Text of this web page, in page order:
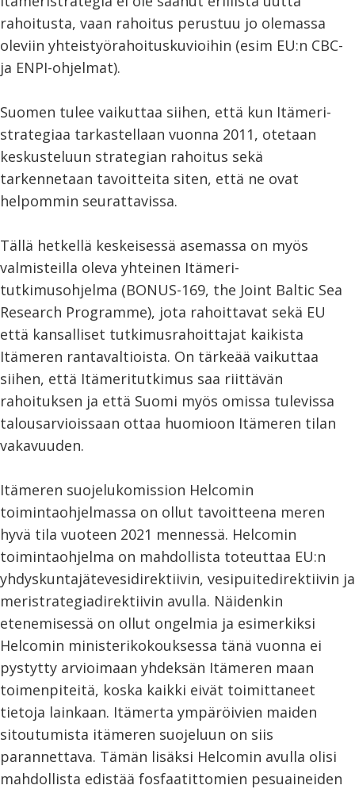
rahoitusta, vaan rahoitus perustuu jo olemassa
oleviin yhteistyörahoituskuvioihin (esim EU:n CBC-
ja ENPI-ohjelmat).
Suomen tulee vaikuttaa siihen, että kun Itämeri-
strategiaa tarkastellaan vuonna 2011, otetaan
keskusteluun strategian rahoitus sekä
tarkennetaan tavoitteita siten, että ne ovat
helpommin seurattavissa.
Tällä hetkellä keskeisessä asemassa on myös
valmisteilla oleva yhteinen Itämeri-
tutkimusohjelma (BONUS-169, the Joint Baltic Sea
Research Programme), jota rahoittavat sekä EU
että kansalliset tutkimusrahoittajat kaikista
Itämeren rantavaltioista. On tärkeää vaikuttaa
siihen, että Itämeritutkimus saa riittävän
rahoituksen ja että Suomi myös omissa tulevissa
talousarvioissaan ottaa huomioon Itämeren tilan
vakavuuden.
Itämeren suojelukomission Helcomin
toimintaohjelmassa on ollut tavoitteena meren
hyvä tila vuoteen 2021 mennessä. Helcomin
toimintaohjelma on mahdollista toteuttaa EU:n
yhdyskuntajätevesidirektiivin, vesipuitedirektiivin ja
meristrategiadirektiivin avulla. Näidenkin
etenemisessä on ollut ongelmia ja esimerkiksi
Helcomin ministerikokouksessa tänä vuonna ei
pystytty arvioimaan yhdeksän Itämeren maan
toimenpiteitä, koska kaikki eivät toimittaneet
tietoja lainkaan. Itämerta ympäröivien maiden
sitoutumista itämeren suojeluun on siis
parannettava. Tämän lisäksi Helcomin avulla olisi
mahdollista edistää fosfaatittomien pesuaineiden